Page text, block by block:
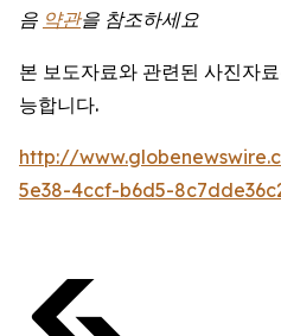
음 약관을 참조하세요
본 보도자료와 관련된 사진자
능합니다.
http://
5e38-4ccf-b6d5-